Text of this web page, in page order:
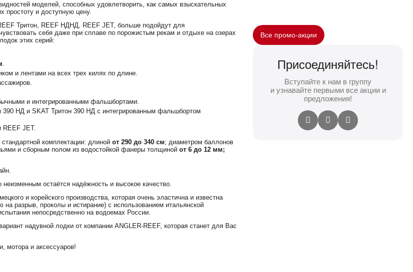
моделей, способных удовлетворить, как самых взыскательных
простоту и доступную цену.
Тритон, REEF НДНД, REEF JET, больше подойдут для
себя даже при сплаве по порожистым рекам и отдыхе на озерах
этих серий:
.
и лентами на всех трех килях по длине.
и интегрированными фальшбортами.
НД и SKAT Тритон 390 НД с интегрированным фальшбортом
REEF JET.
комплектации: длиной от 290 до 340 см; диаметром баллонов
и сборным полом из водостойкой фанеры толщиной от 6 до 12 мм;
остаётся надёжность и высокое качество.
и корейского производства, которая очень эластична и известна
разрыв, проколы и истирание) с использованием итальянской
непосредственно на водоемах России.
надувной лодки от компании ANGLER-REEF, которая станет для Вас
мотора и аксессуаров!
Все промо-акции
Присоединяйтесь!
Вступайте к нам в группу
и узнавайте первыми все акции и
предложения!